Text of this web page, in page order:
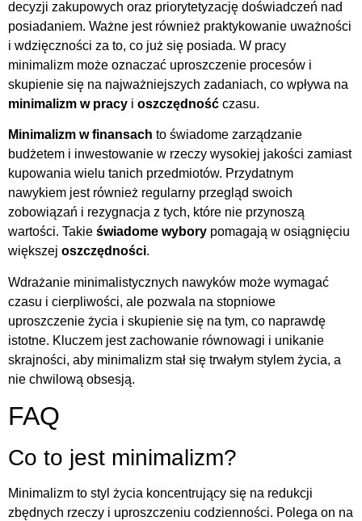
decyzji zakupowych oraz priorytetyzację doświadczeń nad
posiadaniem. Ważne jest również praktykowanie uważności
i wdzięczności za to, co już się posiada. W pracy
minimalizm może oznaczać uproszczenie procesów i
skupienie się na najważniejszych zadaniach, co wpływa na
minimalizm w pracy i oszczędność czasu.
Minimalizm w finansach to świadome zarządzanie
budżetem i inwestowanie w rzeczy wysokiej jakości zamiast
kupowania wielu tanich przedmiotów. Przydatnym
nawykiem jest również regularny przegląd swoich
zobowiązań i rezygnacja z tych, które nie przynoszą
wartości. Takie świadome wybory pomagają w osiągnięciu
większej oszczędności.
Wdrażanie minimalistycznych nawyków może wymagać
czasu i cierpliwości, ale pozwala na stopniowe
uproszczenie życia i skupienie się na tym, co naprawdę
istotne. Kluczem jest zachowanie równowagi i unikanie
skrajności, aby minimalizm stał się trwałym stylem życia, a
nie chwilową obsesją.
FAQ
Co to jest minimalizm?
Minimalizm to styl życia koncentrujący się na redukcji
zbędnych rzeczy i uproszczeniu codzienności. Polega on na